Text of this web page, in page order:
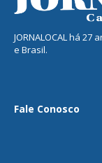
JORNALOCAL há
e Brasil.
Fale Conosco